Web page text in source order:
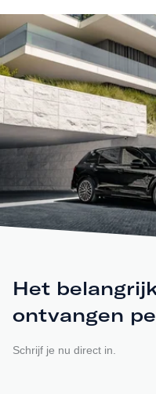
Het
ontvangen
Schrijf je nu direct in.